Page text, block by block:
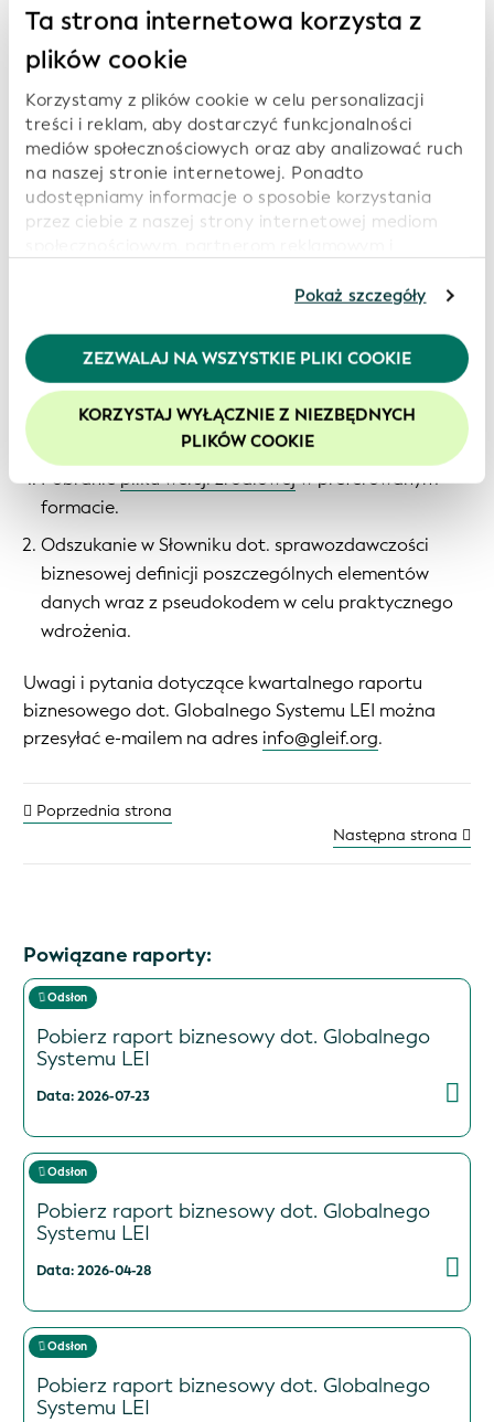
Ta strona internetowa korzysta z
plików cookie
Korzystamy z plików cookie w celu personalizacji
treści i reklam, aby dostarczyć funkcjonalności
mediów społecznościowych oraz aby analizować ruch
na naszej stronie internetowej. Ponadto
udostępniamy informacje o sposobie korzystania
przez ciebie z naszej strony internetowej mediom
informacjami, które im przekazałeś lub które zebrali
usług. Kontynuując korzystanie z naszej strony
internetowej, wyrażasz zgodę na korzystanie przez
nas z plików cookie. Więcej informacji znajduje się w
naszejpolityce prywatności.
Zalecamy włączenie obsługi plików cookie, aby
zwiększyć komfort korzystania z naszej witryny.
Pokaż szczegóły
ZEZWALAJ NA WSZYSTKIE PLIKI COOKIE
KORZYSTAJ WYŁĄCZNIE Z NIEZBĘDNYCH
PLIKÓW COOKIE
Każda zainteresowana strona może odtworzyć raport
biznesowy dot. Globalnego Systemu LEI lub dane
zawarte w tym raporcie poprzez wykonanie dwóch
prostych czynności:
Pobraniepliku wersji źródłowejw preferowanym
formacie.
Odszukanie w Słowniku dot. sprawozdawczości
biznesowej definicji poszczególnych elementów
danych wraz z pseudokodem w celu praktycznego
wdrożenia.
Uwagi i pytania dotyczące kwartalnego raportu
biznesowego dot. Globalnego Systemu LEI można
przesyłać e-mailem na adres info@gleif.org.
Poprzednia strona
Następna strona
Powiązane raporty:
Odsłon
Pobierz raport biznesowy dot. Globalnego
Systemu LEI
Data: 2026-07-23
Odsłon
Pobierz raport biznesowy dot. Globalnego
Systemu LEI
Data: 2026-04-28
Odsłon
Pobierz raport biznesowy dot. Globalnego
Systemu LEI